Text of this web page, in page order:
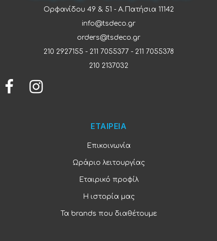
Ορφανίδου 49 & 51 - Α.Πατήσια 11142
info@tsdeco.gr
orders@tsdeco.gr
210 2927155 - 211 7055377 - 211 7055378
210 2137032
ΕΤΑΙΡΕΙΑ
Επικοινωνία
Ωράριο λειτουργίας
Εταιρικό προφίλ
Η ιστορία μας
Τα brands που διαθέτουμε